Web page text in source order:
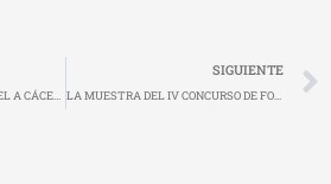
LA FJD LLEVA EL BABY PÁDEL A CÁCERES
SIGUIENTE
LA MUESTRA DEL IV CONCURSO DE FOTOGRAFÍA DEPORTIVA DE LA FJD SE ESTRENA EN MORALEJA